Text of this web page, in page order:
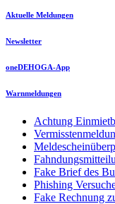
Aktuelle Meldungen
Newsletter
oneDEHOGA-App
Warnmeldungen
Achtung
Fake Brief des
Phishing
Fake Rechnung